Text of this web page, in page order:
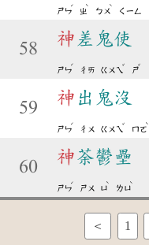
ㄕㄣ
ˊ
ㄓ
ˋ
ㄅㄨ
ˋ
ㄑㄧㄥ
58
神 差鬼使
ㄕㄣ
ˊ
ㄔㄞ ㄍㄨㄟ
ˇ
ㄕ
ˇ
59
神 出鬼沒
ㄕㄣ
ˊ
ㄔㄨ ㄍㄨㄟ
ˇ
ㄇㄛ
ˋ
60
神荼鬱壘
ㄕㄣ
ˊ
ㄕㄨ ㄩ
ˋ
ㄌㄩ
ˋ
＜ 1